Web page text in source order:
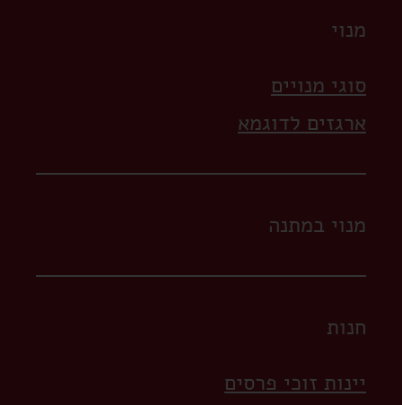
מנוי
סוגי מנויים
ארגזים לדוגמא
מנוי במתנה
חנות
יינות זוכי פרסים